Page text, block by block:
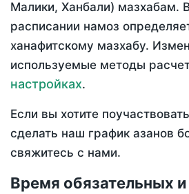
Малики, Ханбали) мазхабам.
расписании намоз
ханафитскому мазхабу.
используемые методы
настройках.
Если вы хотите
сделать наш график азанов
свяжитесь с нами.
Время обязательных и